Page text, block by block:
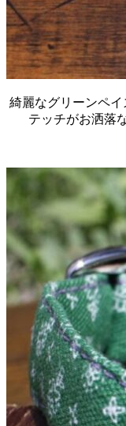
綺麗なグリーンペ
テッチがお洒落